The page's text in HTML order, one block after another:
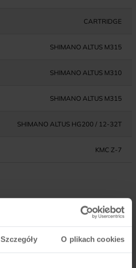
Szczegóły O plikach cookies
CARTRIDGE
SHIMANO ALTUS M315
SHIMANO ALTUS M310
SHIMANO ALTUS M315
SHIMANO ALTUS HG200 / 12-32T
KMC Z-7
ALU / QR
ALU / DISC / TUBELESS READY